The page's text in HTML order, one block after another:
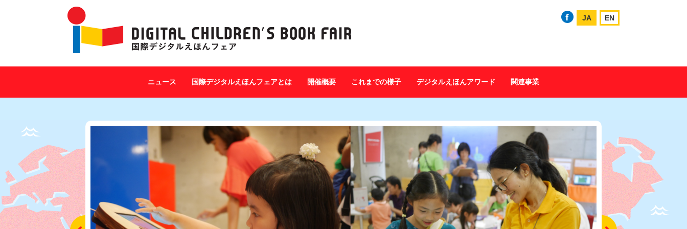
JA EN
ニュース 国際デジタルえほんフェアとは 開催概要 これまでの様子 デジタルえほんアワード 関連事業